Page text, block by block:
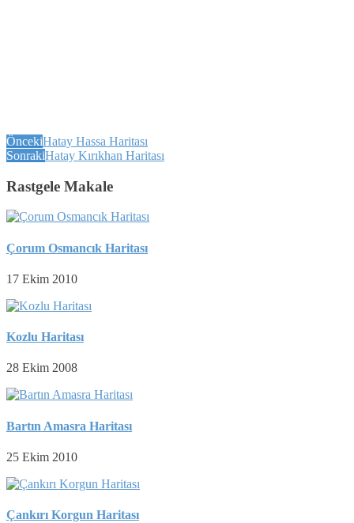
ÖncekiHatay Hassa Haritası
SonrakiHatay Kırıkhan Haritası
Rastgele Makale
Çorum Osmancık Haritası
17 Ekim 2010
Kozlu Haritası
28 Ekim 2008
Bartın Amasra Haritası
25 Ekim 2010
Çankırı Korgun Haritası